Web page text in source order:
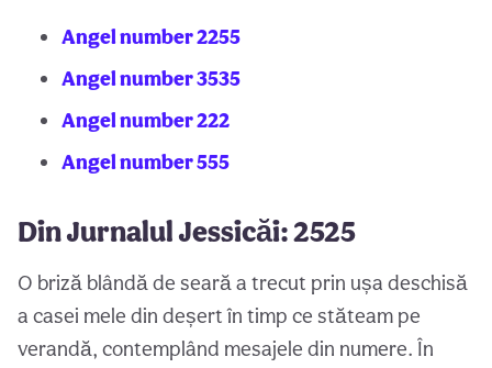
Angel number 2255
Angel number 3535
Angel number 222
Angel number 555
Din Jurnalul Jessicăi: 2525
O briză blândă de seară a trecut prin ușa deschisă
a casei mele din deșert în timp ce stăteam pe
verandă, contemplând mesajele din numere. În